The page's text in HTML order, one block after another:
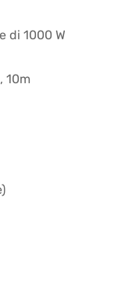
di 1000 W
10m